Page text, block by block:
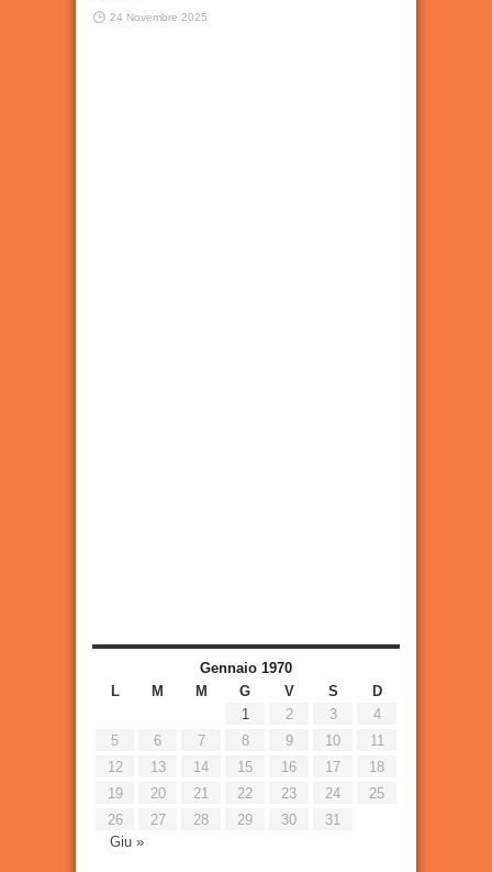
24 Novembre 2025
Gennaio 1970
L
M M G V S
D
1
2 3
4
5
6 7 8 9 10
11
12
13 14 15 16 17
18
19
20 21 22 23 24
25
26
27 28 29 30
31
Giu »